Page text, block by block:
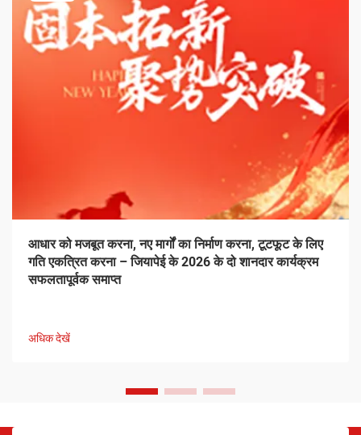
आधार को मजबूत करना, नए मार्गों का निर्माण करना, टूटफूट के लिए
गति एकत्रित करना – जियापेई के 2026 के दो शानदार कार्यक्रम
सफलतापूर्वक समाप्त
अधिक देखें